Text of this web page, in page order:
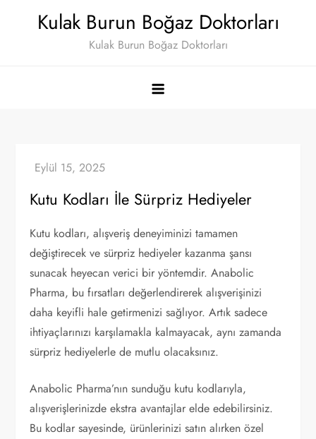
Kulak Burun Boğaz Doktorları
Kulak Burun Boğaz Doktorları
Kutu Kodları İle Sürpriz Hediyeler
Kutu kodları, alışveriş deneyiminizi tamamen
değiştirecek ve sürpriz hediyeler kazanma şansı
sunacak heyecan verici bir yöntemdir. Anabolic
Pharma, bu fırsatları değerlendirerek alışverişinizi
daha keyifli hale getirmenizi sağlıyor. Artık sadece
ihtiyaçlarınızı karşılamakla kalmayacak, aynı zamanda
sürpriz hediyelerle de mutlu olacaksınız.
Anabolic Pharma’nın sunduğu kutu kodlarıyla,
alışverişlerinizde ekstra avantajlar elde edebilirsiniz.
Bu kodlar sayesinde, ürünlerinizi satın alırken özel